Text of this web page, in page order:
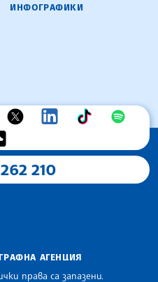
ИНФОГРАФИКИ
210
АГЕНЦИЯ
права са запазени.